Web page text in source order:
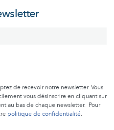
de recevoir notre newsletter. Vous
vous désinscrire en cliquant sur
au bas de chaque newsletter. Pour
politique de confidentialité.